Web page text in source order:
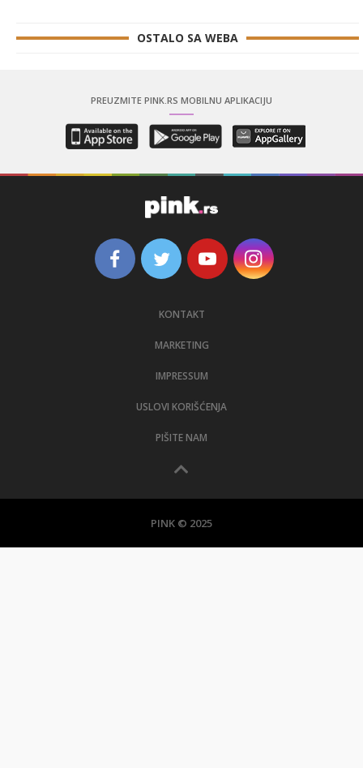
OSTALO SA WEBA
PREUZMITE PINK.RS MOBILNU APLIKACIJU
KONTAKT
MARKETING
IMPRESSUM
USLOVI KORIŠĆENJA
PIŠITE NAM
PINK © 2025